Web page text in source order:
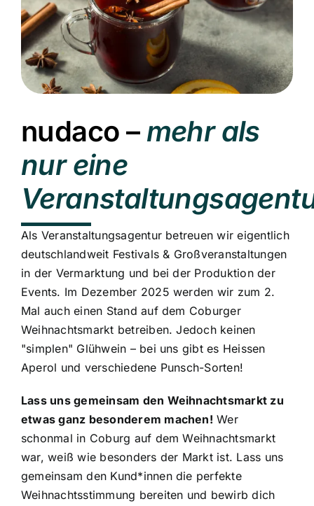
nudaco – mehr als
nur eine
Als Veranstaltungsagentur betreuen wir eigentlich
deutschlandweit Festivals & Großveranstaltungen
in der Vermarktung und bei der Produktion der
Events. Im Dezember 2025 werden wir zum 2.
Mal auch einen Stand auf dem Coburger
Weihnachtsmarkt betreiben. Jedoch keinen
"simplen" Glühwein – bei uns gibt es Heissen
Aperol und verschiedene Punsch-Sorten!
Lass uns gemeinsam den Weihnachtsmarkt zu
etwas ganz besonderem machen! Wer
schonmal in Coburg auf dem Weihnachtsmarkt
war, weiß wie besonders der Markt ist. Lass uns
gemeinsam den Kund*innen die perfekte
Weihnachtsstimmung bereiten und bewirb dich